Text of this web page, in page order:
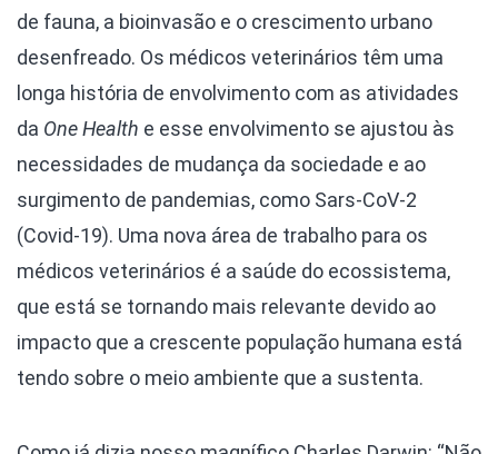
de fauna, a bioinvasão e o crescimento urbano
desenfreado. Os médicos veterinários têm uma
longa história de envolvimento com as atividades
da One Health e esse envolvimento se ajustou às
necessidades de mudança da sociedade e ao
surgimento de pandemias, como Sars-CoV-2
(Covid-19). Uma nova área de trabalho para os
médicos veterinários é a saúde do ecossistema,
que está se tornando mais relevante devido ao
impacto que a crescente população humana está
tendo sobre o meio ambiente que a sustenta.